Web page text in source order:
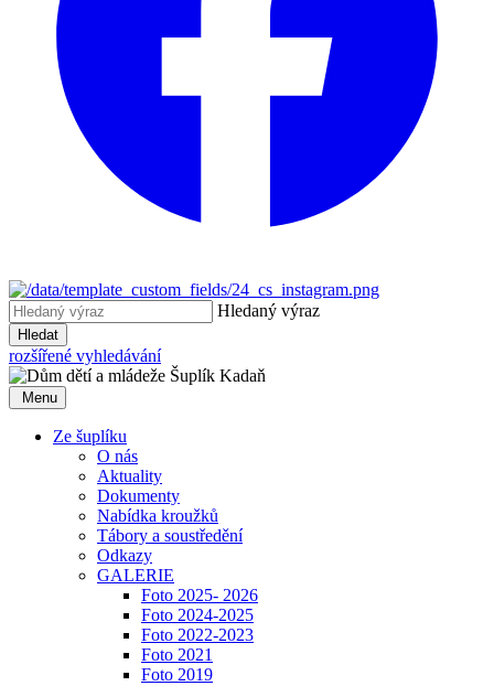
Hledaný výraz
Hledat
rozšířené vyhledávání
Menu
Ze šuplíku
O nás
Aktuality
Dokumenty
Nabídka kroužků
Tábory a soustředění
Odkazy
GALERIE
Foto 2025- 2026
Foto 2024-2025
Foto 2022-2023
Foto 2021
Foto 2019